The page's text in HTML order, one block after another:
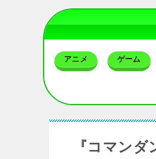
アニメ ゲーム
『コマン